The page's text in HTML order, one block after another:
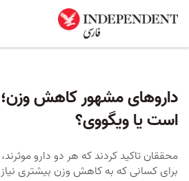
داروهای مشهور کاهش وزن؛
است یا ویگووی؟
محققان تاکید کردند که هر دو دارو
برای کسانی که به کاهش وزن بیشتری نیاز